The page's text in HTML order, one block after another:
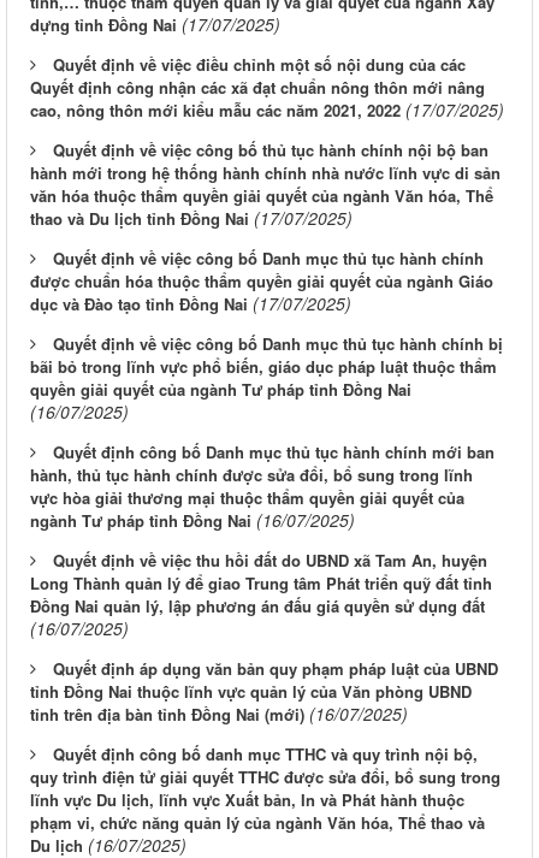
dựng tỉnh Đồng Nai (17/07/2025)
Quyết định về việc điều chỉnh một số nội dung của các
Quyết định công nhận các xã đạt chuẩn nông thôn mới nâng
cao, nông thôn mới kiểu mẫu các năm 2021, 2022 (17/07/2025)
Quyết định về việc công bố thủ tục hành chính nội bộ ban
hành mới trong hệ thống hành chính nhà nước lĩnh vực di sản
văn hóa thuộc thẩm quyền giải quyết của ngành Văn hóa, Thể
thao và Du lịch tỉnh Đồng Nai (17/07/2025)
Quyết định về việc công bố Danh mục thủ tục hành chính
được chuẩn hóa thuộc thẩm quyền giải quyết của ngành Giáo
dục và Đào tạo tỉnh Đồng Nai (17/07/2025)
Quyết định về việc công bố Danh mục thủ tục hành chính bị
bãi bỏ trong lĩnh vực phổ biến, giáo dục pháp luật thuộc thẩm
quyền giải quyết của ngành Tư pháp tỉnh Đồng Nai
(16/07/2025)
Quyết định công bố Danh mục thủ tục hành chính mới ban
hành, thủ tục hành chính được sửa đổi, bổ sung trong lĩnh
vực hòa giải thương mại thuộc thẩm quyền giải quyết của
ngành Tư pháp tỉnh Đồng Nai (16/07/2025)
Quyết định về việc thu hồi đất do UBND xã Tam An, huyện
Long Thành quản lý để giao Trung tâm Phát triển quỹ đất tỉnh
Đồng Nai quản lý, lập phương án đấu giá quyền sử dụng đất
(16/07/2025)
Quyết định áp dụng văn bản quy phạm pháp luật của UBND
tỉnh Đồng Nai thuộc lĩnh vực quản lý của Văn phòng UBND
tỉnh trên địa bàn tỉnh Đồng Nai (mới) (16/07/2025)
Quyết định công bố danh mục TTHC và quy trình nội bộ,
quy trình điện tử giải quyết TTHC được sửa đổi, bổ sung trong
lĩnh vực Du lịch, lĩnh vực Xuất bản, In và Phát hành thuộc
phạm vi, chức năng quản lý của ngành Văn hóa, Thể thao và
Du lịch (16/07/2025)